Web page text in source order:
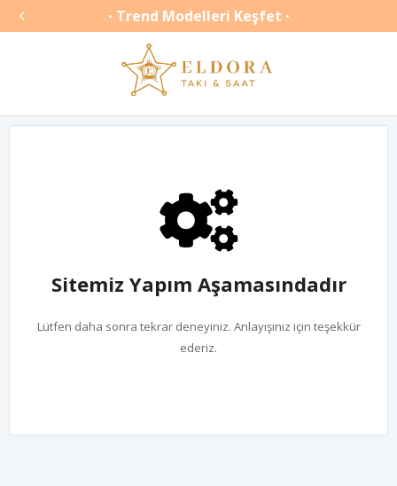
 • Trend Modelleri Keşfet •
Sitemiz Yapım Aşamasındadır
Lütfen daha sonra tekrar deneyiniz. Anlayışınız için teşekkür
ederiz.